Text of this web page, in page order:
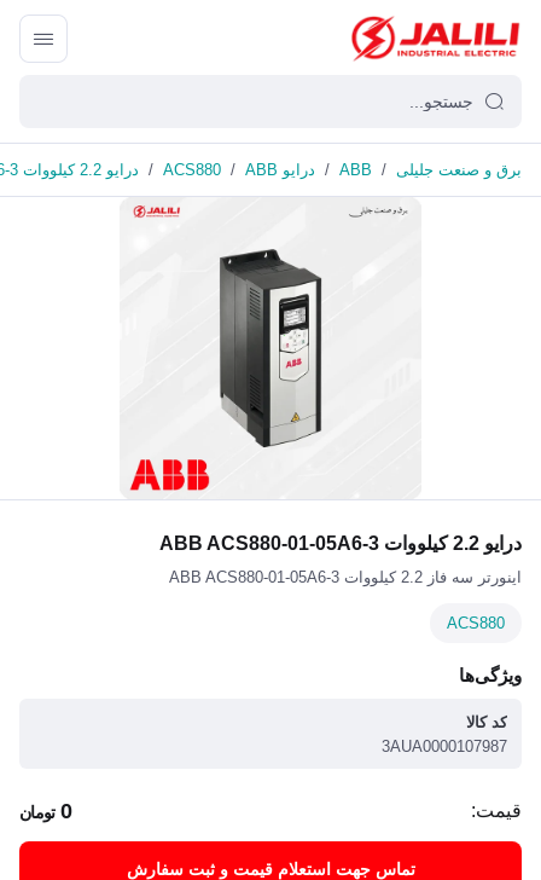
برق و صنعت جلیلی /
ABB
/ درایو ABB /
ACS880
/ درایو 2.2 کیلووات ABB ACS880-01-05A6-3
درایو 2.2 کیلووات ABB ACS880-01-05A6-3
اینورتر سه فاز 2.2 کیلووات ABB ACS880-01-05A6-3
ACS880
ویژگی‌ها
کد کالا
3AUA0000107987
قیمت: 0 تومان
تماس جهت استعلام قیمت و ثبت سفارش